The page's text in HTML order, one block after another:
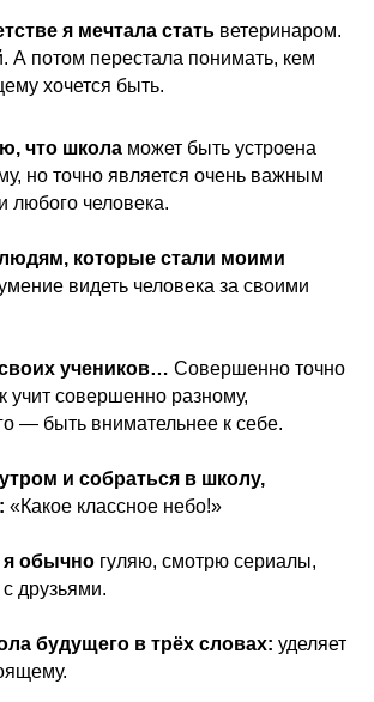
я мечтала стать ветеринаром.
А потом перестала понимать, кем
хочется быть.
что школа может быть устроена
но точно является очень важным
любого человека.
которые стали моими
видеть человека за своими
учеников… Совершенно точно
учит совершенно разному,
— быть внимательнее к себе.
и собраться в школу,
«Какое классное небо!»
я обычно гуляю, смотрю сериалы,
друзьями.
будущего в трёх словах: уделяет